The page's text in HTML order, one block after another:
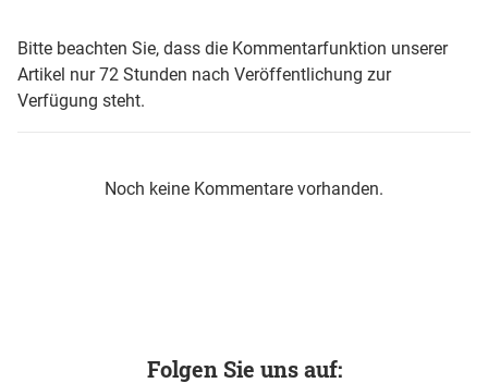
Bitte beachten Sie, dass die Kommentarfunktion unserer
Artikel nur 72 Stunden nach Veröffentlichung zur
Verfügung steht.
Noch keine Kommentare vorhanden.
Folgen Sie uns auf: